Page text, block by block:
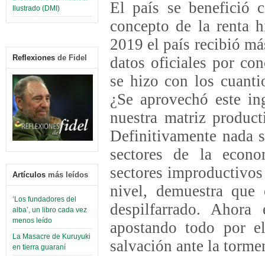
Ilustrado (DMI)
Reflexiones de Fidel
Artículos más leídos
‘Los fundadores del
alba’, un libro cada vez
menos leído
La Masacre de Kuruyuki
en tierra guaraní
El país se benefició
concepto de la renta
2019 el país recibió
datos oficiales por
se hizo con los
¿Se aprovechó este
nuestra matriz
Definitivamente nada
sectores de la
sectores
nivel, demuestra que
despilfarrado.
apostando todo por
salvación ante la